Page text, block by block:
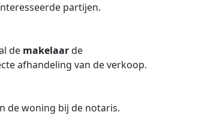
partijen.
de makelaarde
afhandeling van de verkoop.
de woning bij de notaris.